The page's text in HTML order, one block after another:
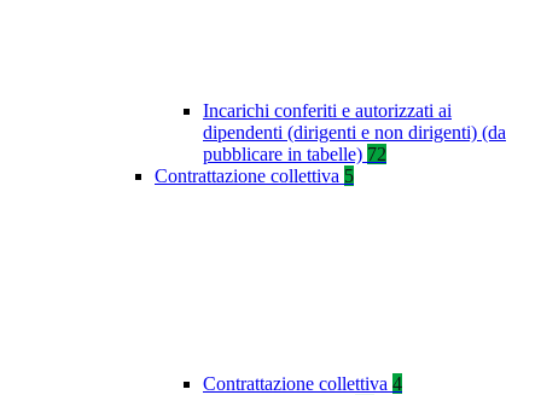
Incarichi conferiti e autorizzati ai
dipendenti (dirigenti e non dirigenti) (da
pubblicare in tabelle) 72
Contrattazione collettiva 5
Contrattazione collettiva 4